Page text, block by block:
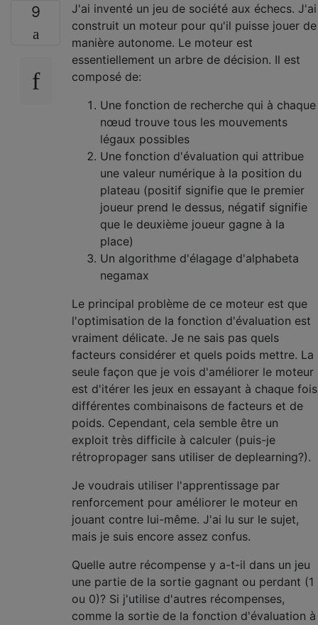
9
J'ai inventé un jeu de société aux échecs. J'ai
construit un moteur pour qu'il puisse jouer de
manière autonome. Le moteur est
essentiellement un arbre de décision. Il est
composé de:
Une fonction de recherche qui à chaque
nœud trouve tous les mouvements
légaux possibles
Une fonction d'évaluation qui attribue
une valeur numérique à la position du
plateau (positif signifie que le premier
joueur prend le dessus, négatif signifie
que le deuxième joueur gagne à la
place)
Un algorithme d'élagage d'alphabeta
negamax
Le principal problème de ce moteur est que
l'optimisation de la fonction d'évaluation est
vraiment délicate. Je ne sais pas quels
facteurs considérer et quels poids mettre. La
seule façon que je vois d'améliorer le moteur
est d'itérer les jeux en essayant à chaque fois
différentes combinaisons de facteurs et de
poids. Cependant, cela semble être un
exploit très difficile à calculer (puis-je
rétropropager sans utiliser de deplearning?).
Je voudrais utiliser l'apprentissage par
renforcement pour améliorer le moteur en
jouant contre lui-même. J'ai lu sur le sujet,
mais je suis encore assez confus.
Quelle autre récompense y a-t-il dans un jeu
une partie de la sortie gagnant ou perdant (1
ou 0)? Si j'utilise d'autres récompenses,
comme la sortie de la fonction d'évaluation à